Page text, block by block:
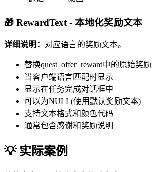
🎁 RewardText - 本地化奖励文本
详细说明： 对应语言的奖励文本。
替换quest_offer_reward中的原始奖
当客户端语言匹配时显示
显示在任务完成对话框中
可以为NULL(使用默认奖励文本)
支持文本格式和颜色代码
通常包含感谢和奖励说明
💡 实际案例